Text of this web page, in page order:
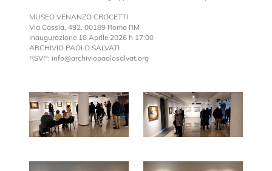
MUSEO VENANZO CROCETTI
Via Cassia, 492, 00189 Roma RM
Inaugurazione 18 Aprile 2026 h 17:00
ARCHIVIO PAOLO SALVATI
RSVP: info@archiviopaolosalvat.org